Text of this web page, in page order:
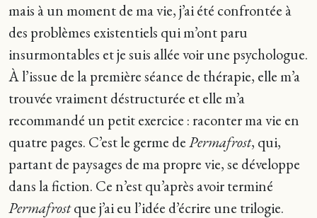
mais à un moment de ma vie, j’ai été confrontée à
des problèmes existentiels qui m’ont paru
insurmontables et je suis allée voir une psychologue.
À l’issue de la première séance de thérapie, elle m’a
trouvée vraiment déstructurée et elle m’a
recommandé un petit exercice : raconter ma vie en
quatre pages. C’est le germe dePermafrost, qui,
partant de paysages de ma propre vie, se développe
dans la fiction. Ce n’est qu’après avoir terminé
Permafrostque j’ai eu l’idée d’écrire une trilogie.